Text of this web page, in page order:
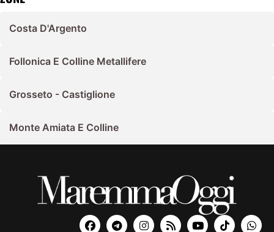
Costa D'Argento
Follonica E Colline Metallifere
Grosseto - Castiglione
Monte Amiata E Colline